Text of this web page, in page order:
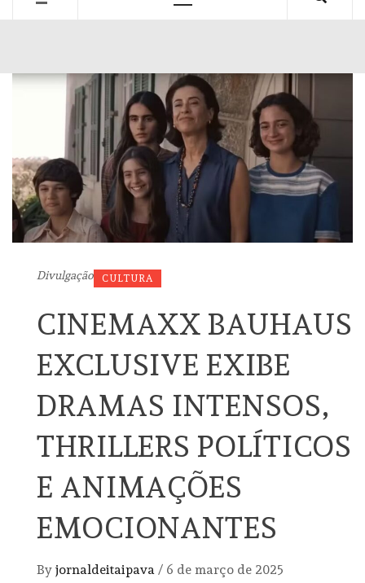
Divulgação CULTURA
CINEMAXX BAUHAUS
EXCLUSIVE EXIBE
DRAMAS INTENSOS,
THRILLERS POLÍTICOS
E ANIMAÇÕES
EMOCIONANTES
By jornaldeitaipava / 6 de março de 2025